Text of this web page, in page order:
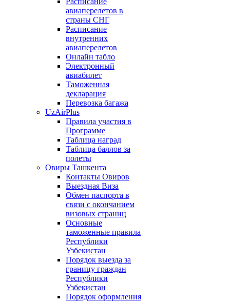
авиаперелетов в
страны СНГ
Расписание
внутренних
авиаперелетов
Онлайн табло
Электронный
авиабилет
Таможенная
декларация
Перевозка багажа
UzAirPlus
Правила участия в
Программе
Таблица наград
Таблица баллов за
полеты
Овиры Ташкента
Контакты Овиров
Выездная Виза
Обмен паспорта в
связи с окончанием
визовых страниц
Основные
таможенные правила
Республики
Узбекистан
Порядок выезда за
границу граждан
Республики
Узбекистан
Порядок оформления